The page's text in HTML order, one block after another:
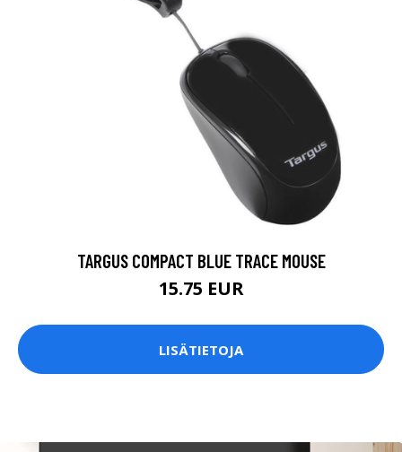
TARGUS COMPACT BLUE TRACE MOUSE
15.75 EUR
LISÄTIETOJA